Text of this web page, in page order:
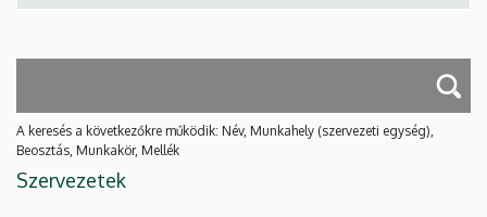
A keresés a következőkre működik: Név, Munkahely (szervezeti egység),
Beosztás, Munkakör, Mellék
Szervezetek